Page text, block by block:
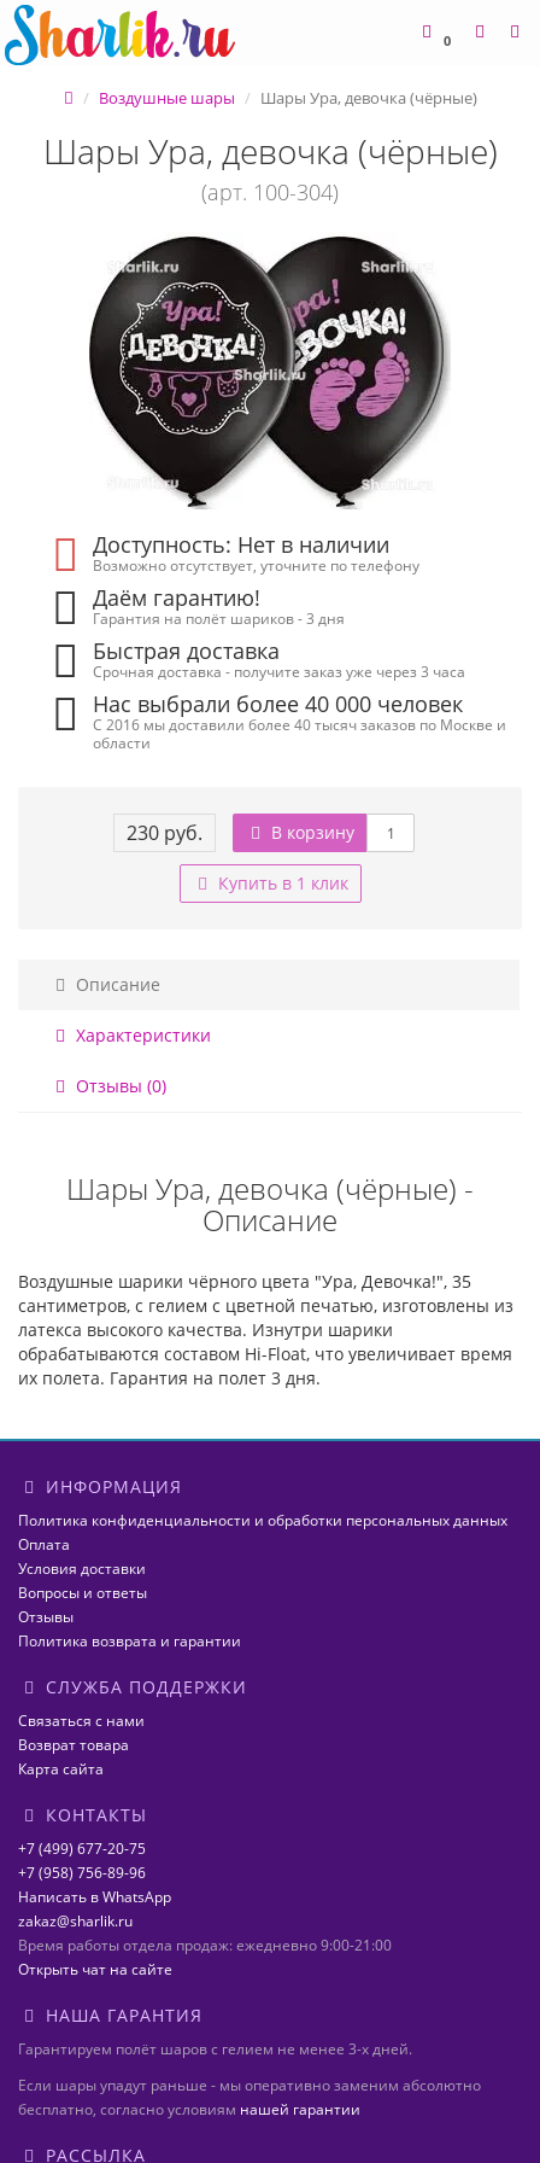
0
Воздушные шары Шары Ура, девочка (чёрные)
Шары Ура, девочка (чёрные)
(арт. 100-304)
Доступность: Нет в наличии
Возможно отсутствует, уточните по телефону
Даём гарантию!
Гарантия на полёт шариков - 3 дня
Быстрая доставка
Срочная доставка - получите заказ уже через 3 часа
Нас выбрали более 40 000 человек
С 2016 мы доставили более 40 тысяч заказов по Москве и
области
230 руб. В корзину
Купить в 1 клик
Описание
Характеристики
Отзывы (0)
Шары Ура, девочка (чёрные) -
Описание
Воздушные шарики чёрного цвета "Ура, Девочка!", 35
сантиметров, с гелием с цветной печатью, изготовлены из
латекса высокого качества. Изнутри шарики
обрабатываются составом Hi-Float, что увеличивает время
их полета. Гарантия на полет 3 дня.
ИНФОРМАЦИЯ
Политика конфиденциальности и обработки персональных данных
Оплата
Условия доставки
Вопросы и ответы
Отзывы
Политика возврата и гарантии
СЛУЖБА ПОДДЕРЖКИ
Связаться с нами
Возврат товара
Карта сайта
КОНТАКТЫ
+7 (499) 677-20-75
+7 (958) 756-89-96
Написать в WhatsApp
zakaz@sharlik.ru
Время работы отдела продаж: ежедневно 9:00-21:00
Открыть чат на сайте
НАША ГАРАНТИЯ
Гарантируем полёт шаров с гелием не менее 3-х дней.
Если шары упадут раньше - мы оперативно заменим абсолютно
бесплатно, согласно условиям нашей гарантии
РАССЫЛКА